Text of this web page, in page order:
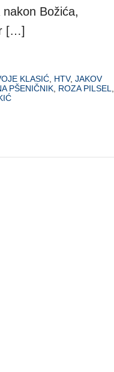
Božića,
[…]
KLASIĆ, HTV, JAKOV
PŠENIČNIK, ROZA PILSEL,